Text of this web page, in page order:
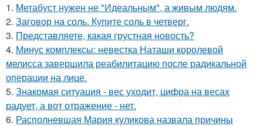
1. Метабуст нужен не "Идеальным", а живым людям.
2. Заговор на соль. Купите соль в четверг.
3. Представляете, какая грустная новость?
4. Минус комплексы: невестка Наташи королевой
мелисса завершила реабилитацию после радикальной
операции на лице.
5. Знакомая ситуация - вес уходит, цифра на весах
радует, а вот отражение - нет.
6. Располневшая Мария куликова назвала причины